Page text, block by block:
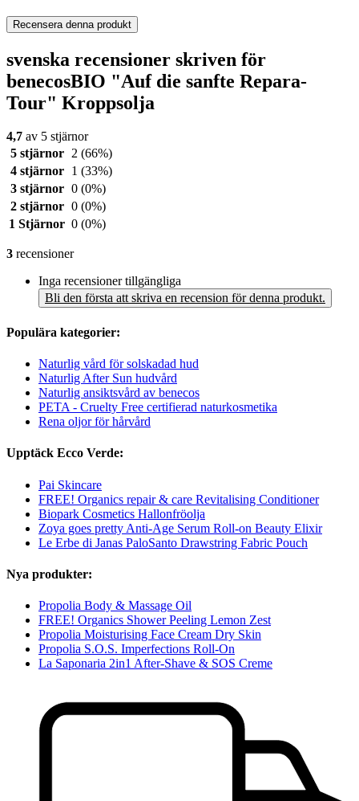
Recensera denna produkt
svenska recensioner skriven för
benecosBIO "Auf die sanfte Repara-
Tour" Kroppsolja
4,7 av 5 stjärnor
5 stjärnor 2 (66%)
4 stjärnor
1 (33%)
3 stjärnor 0 (0%)
2 stjärnor 0 (0%)
1 Stjärnor 0 (0%)
3 recensioner
Inga recensioner tillgängliga
Bli den första att skriva en recension för denna produkt.
Populära kategorier:
Naturlig vård för solskadad hud
Naturlig After Sun hudvård
Naturlig ansiktsvård av benecos
PETA - Cruelty Free certifierad naturkosmetika
Rena oljor för hårvård
Upptäck Ecco Verde:
Pai Skincare
FREE! Organics repair & care Revitalising Conditioner
Biopark Cosmetics Hallonfröolja
Zoya goes pretty Anti-Age Serum Roll-on Beauty Elixir
Le Erbe di Janas PaloSanto Drawstring Fabric Pouch
Nya produkter:
Propolia Body & Massage Oil
FREE! Organics Shower Peeling Lemon Zest
Propolia Moisturising Face Cream Dry Skin
Propolia S.O.S. Imperfections Roll-On
La Saponaria 2in1 After-Shave & SOS Creme